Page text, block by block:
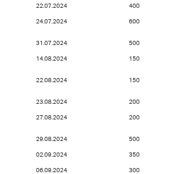
22.07.2024 400
24.07.2024 600
31.07.2024 500
14.08.2024 150
22.08.2024 150
23.08.2024 200
27.08.2024 200
29.08.2024 500
02.09.2024 350
06.09.2024 300